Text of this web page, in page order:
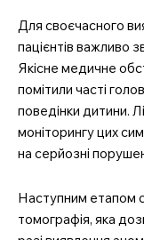
Для своєчасного
пацієнтів важливо
Якісне медичне
помітили часті
поведінки дитини.
моніторингу цих
на серйозні
Наступним етапом
томографія, яка